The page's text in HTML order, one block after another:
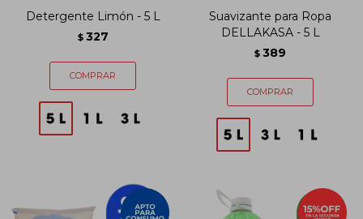
Detergente Limón - 5 L
$ 327
Suavizante para Ropa
DELLAKASA - 5 L
$ 389